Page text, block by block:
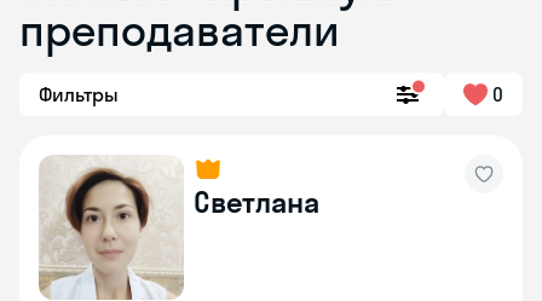
преподаватели
Фильтры 0
Светлана